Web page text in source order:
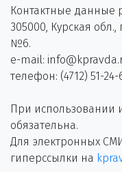
Контактные данные
305000, Курская
№6.
e-mail:
телефон: (4712) 51-24-
При использовании
обязательна.
Для электронных
гиперссылки на